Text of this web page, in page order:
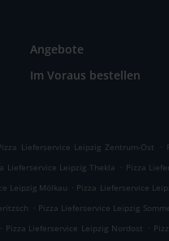
Angebote
Im Voraus bestellen
Lieferservice Leipzig Zentrum-Ost .
Lieferservice Leipzig Thekla . Pizza
Leipzig Mölkau . Pizza Lieferservice
. Pizza Lieferservice Leipzig
. Pizza Lieferservice Leipzig Nordost .